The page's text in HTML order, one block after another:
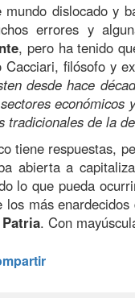
dislocado y
errores y
, pero ha tenido
filósofo y
desde hace
tradicionales de la
tiene respuestas,
abierta a
lo que pueda
los más enardecidos
. Con